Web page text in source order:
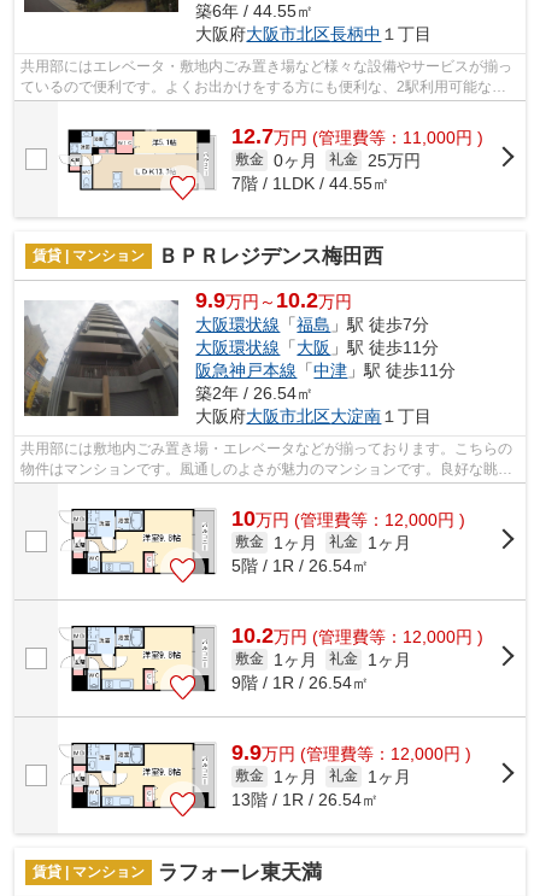
築6年 / 44.55㎡
大阪府大阪市北区長柄中 １丁目
共用部にはエレベータ・敷地内ごみ置き場など様々な設備やサービスが揃っ
ているので便利です。よくお出かけをする方にも便利な、2駅利用可能なマ
12.7万円 (管理費等：11,000円 )
敷金 0ヶ月 礼金
25万円
7階 / 1LDK / 44.55㎡
賃貸 | マンション ＢＰＲレジデンス梅田西
9.9万円～ 10.2万円
大阪環状線 「福島 」駅 徒歩7分
大阪環状線 「大阪 」駅 徒歩11分
阪急神戸本線 「中津 」駅 徒歩11分
築2年 / 26.54㎡
大阪府大阪市北区大淀南 １丁目
共用部には敷地内ごみ置き場・エレベータなどが揃っております。こちらの
物件はマンションです。風通しのよさが魅力のマンションです。良好な眺望
10万円 (管理費等：12,000円 )
敷金 1ヶ月 礼金
1ヶ月
5階 / 1R / 26.54㎡
10.2万円 (管理費等：12,000円 )
敷金 1ヶ月 礼金
1ヶ月
9階 / 1R / 26.54㎡
9.9万円 (管理費等：12,000円 )
敷金 1ヶ月 礼金
1ヶ月
13階 / 1R / 26.54㎡
賃貸 | マンション ラフォーレ東天満